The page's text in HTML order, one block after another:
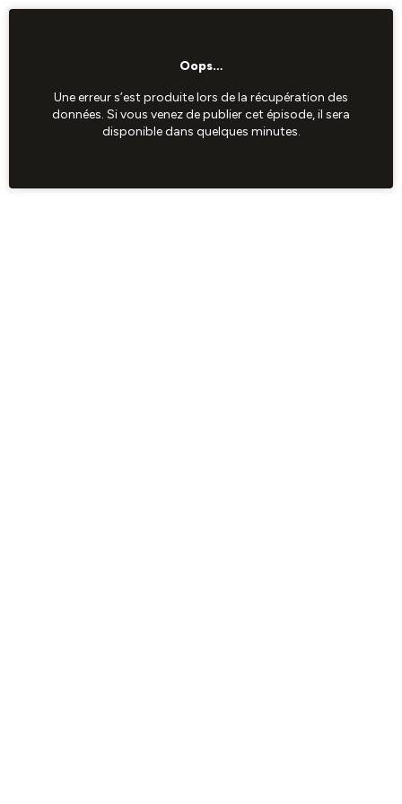
Oops…
Une erreur s’est produite lors de la récupération des
données. Si vous venez de publier cet épisode, il sera
disponible dans quelques minutes.